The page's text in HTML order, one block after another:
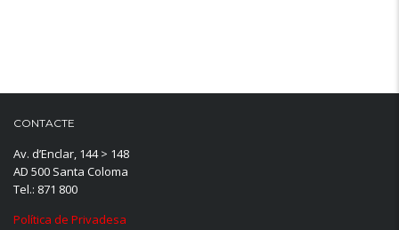
CONTACTE
Av. d’Enclar, 144 > 148
AD 500 Santa Coloma
Tel.: 871 800
Política de Privadesa